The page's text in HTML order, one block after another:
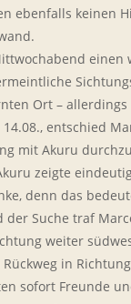
ebenfalls keinen
einen
Ort – allerdings
entschied
mit Akuru
zeigte
denn das
der Suche traf
weiter
in
sofort Freunde